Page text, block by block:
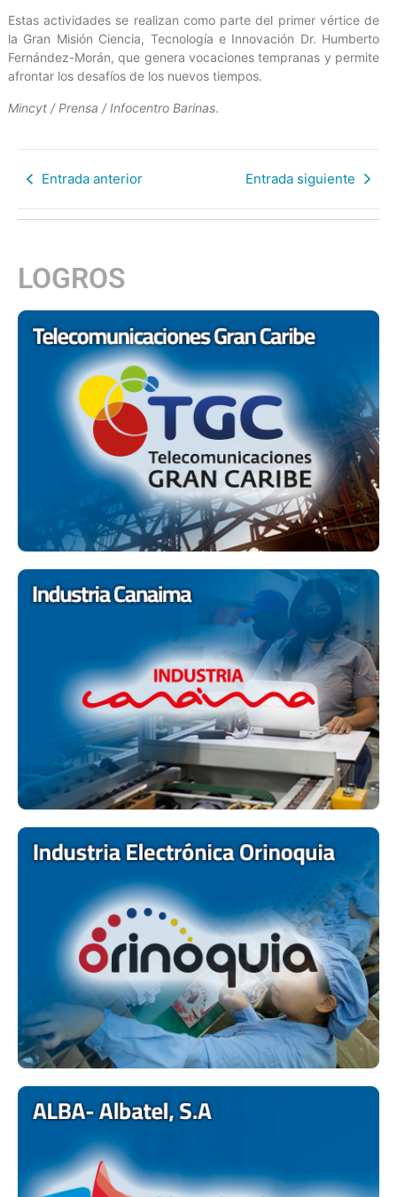
Estas actividades se realizan como parte del primer vértice de
la Gran Misión Ciencia, Tecnología e Innovación Dr. Humberto
Fernández-Morán, que genera vocaciones tempranas y permite
afrontar los desafíos de los nuevos tiempos.
Mincyt / Prensa / Infocentro Barinas.
Entrada anterior Entrada siguiente
LOGROS